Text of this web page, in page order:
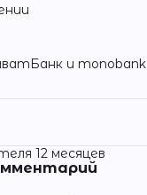
и monobank
12 месяцев